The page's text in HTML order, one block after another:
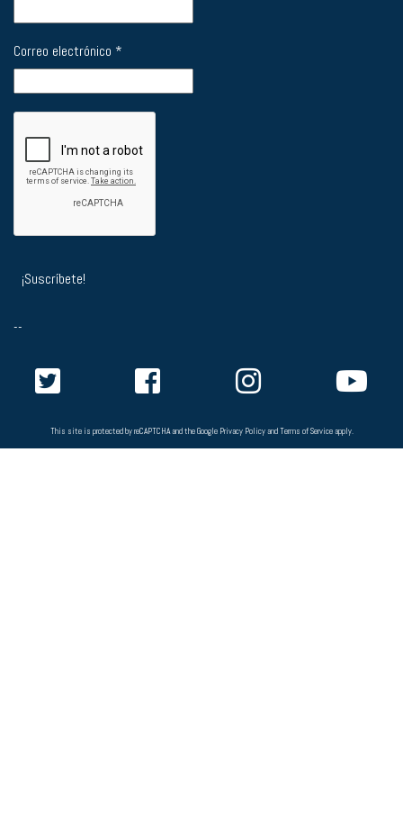
Correo electrónico *
--
This site is protected by reCAPTCHA and the Google Privacy PolicyandTerms of Serviceapply.